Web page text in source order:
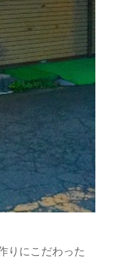
りにこだわった